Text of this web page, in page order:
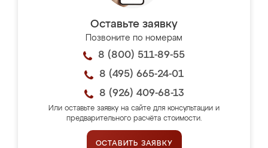
Оставьте заявку
Позвоните по номерам
8 (800) 511-89-55
8 (495) 665-24-01
8 (926) 409-68-13
Или оставьте заявку на сайте для консультации и
предварительного расчёта стоимости.
ОСТАВИТЬ ЗАЯВКУ